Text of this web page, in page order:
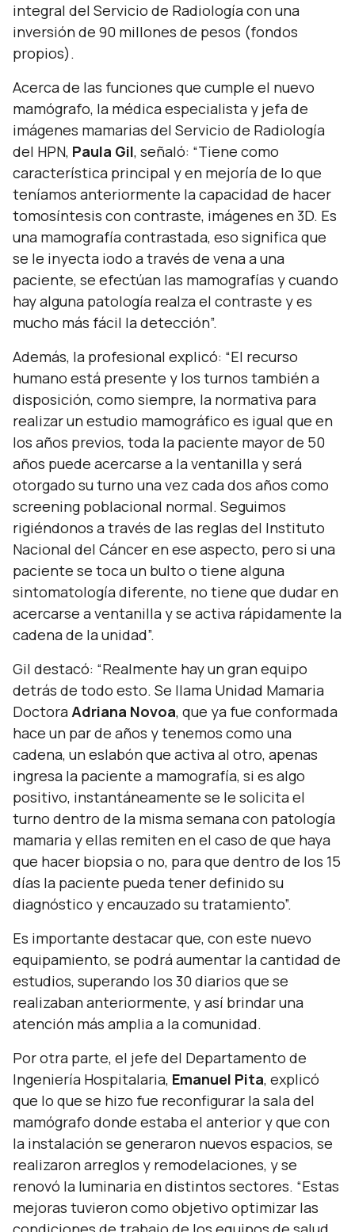
integral del Servicio de Radiología con una
inversión de 90 millones de pesos (fondos
propios).
Acerca de las funciones que cumple el nuevo
mamógrafo, la médica especialista y jefa de
imágenes mamarias del Servicio de Radiología
del HPN, Paula Gil, señaló: “Tiene como
característica principal y en mejoría de lo que
teníamos anteriormente la capacidad de hacer
tomosíntesis con contraste, imágenes en 3D. Es
una mamografía contrastada, eso significa que
se le inyecta iodo a través de vena a una
paciente, se efectúan las mamografías y cuando
hay alguna patología realza el contraste y es
mucho más fácil la detección”.
Además, la profesional explicó: “El recurso
humano está presente y los turnos también a
disposición, como siempre, la normativa para
realizar un estudio mamográfico es igual que en
los años previos, toda la paciente mayor de 50
años puede acercarse a la ventanilla y será
otorgado su turno una vez cada dos años como
screening poblacional normal. Seguimos
rigiéndonos a través de las reglas del Instituto
Nacional del Cáncer en ese aspecto, pero si una
paciente se toca un bulto o tiene alguna
sintomatología diferente, no tiene que dudar en
acercarse a ventanilla y se activa rápidamente la
cadena de la unidad”.
Gil destacó: “Realmente hay un gran equipo
detrás de todo esto. Se llama Unidad Mamaria
DoctoraAdriana Novoa, que ya fue conformada
hace un par de años y tenemos como una
cadena, un eslabón que activa al otro, apenas
ingresa la paciente a mamografía, si es algo
positivo, instantáneamente se le solicita el
turno dentro de la misma semana con patología
mamaria y ellas remiten en el caso de que haya
que hacer biopsia o no, para que dentro de los 15
días la paciente pueda tener definido su
diagnóstico y encauzado su tratamiento”.
Es importante destacar que, con este nuevo
equipamiento, se podrá aumentar la cantidad de
estudios, superando los 30 diarios que se
realizaban anteriormente, y así brindar una
atención más amplia a la comunidad.
Por otra parte, el jefe del Departamento de
Ingeniería Hospitalaria, Emanuel Pita, explicó
que lo que se hizo fue reconfigurar la sala del
mamógrafo donde estaba el anterior y que con
la instalación se generaron nuevos espacios, se
realizaron arreglos y remodelaciones, y se
renovó la luminaria en distintos sectores. “Estas
mejoras tuvieron como objetivo optimizar las